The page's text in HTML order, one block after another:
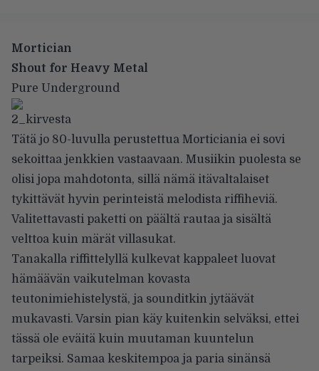
Mortician
Shout for Heavy Metal
Pure Underground
Tätä jo 80-luvulla perustettua Morticiania ei sovi
sekoittaa jenkkien vastaavaan. Musiikin puolesta se
olisi jopa mahdotonta, sillä nämä itävaltalaiset
tykittävät hyvin perinteistä melodista riffiheviä.
Valitettavasti paketti on päältä rautaa ja sisältä
velttoa kuin märät villasukat.
Tanakalla riffittelyllä kulkevat kappaleet luovat
hämäävän vaikutelman kovasta
teutonimiehistelystä, ja sounditkin jytäävät
mukavasti. Varsin pian käy kuitenkin selväksi, ettei
tässä ole eväitä kuin muutaman kuuntelun
tarpeiksi. Samaa keskitempoa ja paria sinänsä